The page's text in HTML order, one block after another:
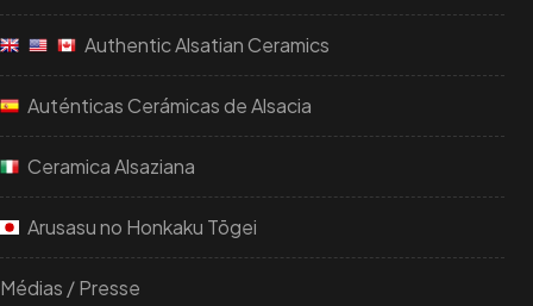
Authentic Alsatian Ceramics
Auténticas Cerámicas de Alsacia
Ceramica Alsaziana
Arusasu no Honkaku Tōgei
Médias / Presse